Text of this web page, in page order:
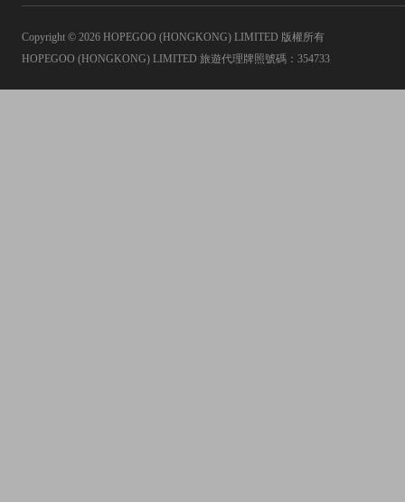
Copyright © 2026 HOPEGOO (HONGKONG) LIMITED 版權所有
HOPEGOO (HONGKONG) LIMITED 旅遊代理牌照號碼：354733